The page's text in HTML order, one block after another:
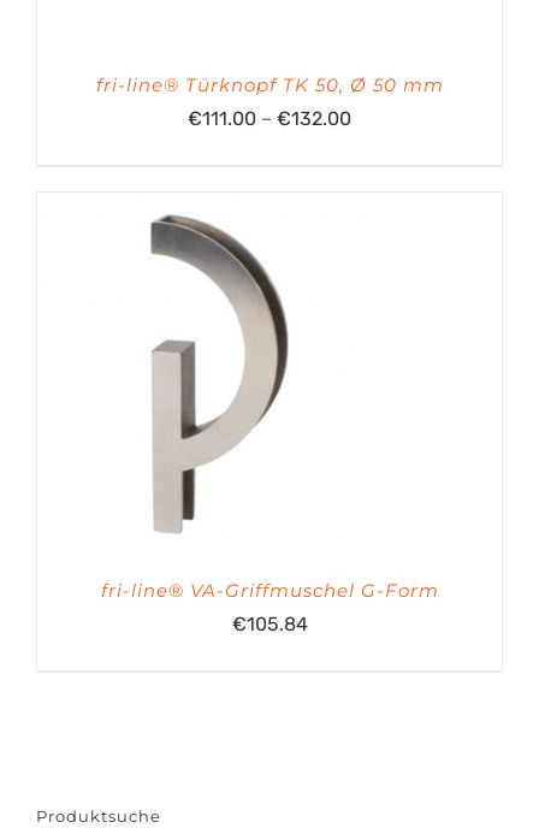
fri-line® Türknopf TK 50, Ø 50 mm
€111.00 – €132.00Preisspanne:
fri-line® VA-Griffmuschel G-Form
€105.84
Produktsuche